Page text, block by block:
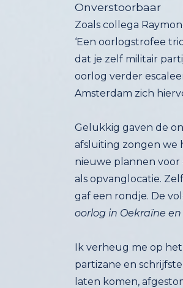
Onverstoorbaar
Zoals collega
‘Een oorlogstrofee
dat je zelf militair
oorlog verder
Amsterdam zich
Gelukkig gaven de
afsluiting zongen we
gaf een rondje. De
oorlog in Oekraïne
Ik verheug me op
partizane en